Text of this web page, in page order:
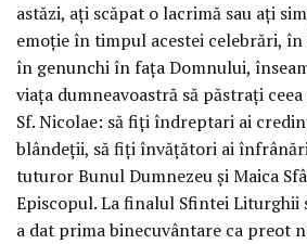
astăzi, ați scăpat o lacrimă sau ați
emoție în timpul acestei celebrări,
în genunchi în fața Domnului,
viața dumneavoastră să păstrați
Sf. Nicolae: să fiți îndreptari ai
blândeții, să fiți învățători ai
tuturor Bunul Dumnezeu și Maica
Episcopul. La finalul Sfintei Liturghii
a dat prima binecuvântare ca preot